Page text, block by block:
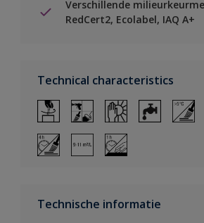
Verschillende
RedCert2, Ecolabel, IAQ A+
Technical characteristics
Technische informatie